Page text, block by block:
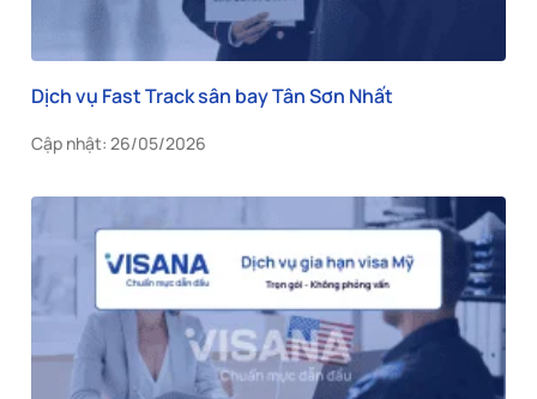
Dịch vụ Fast Track sân bay Tân Sơn Nhất
Cập nhật: 26/05/2026